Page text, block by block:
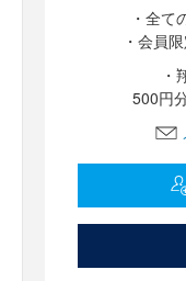
・全て
・会員
・
500円